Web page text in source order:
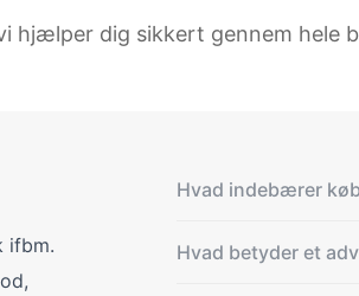
hjælper dig sikkert gennem hele
ifbm.
Hvad indebærer
Hvad betyder et